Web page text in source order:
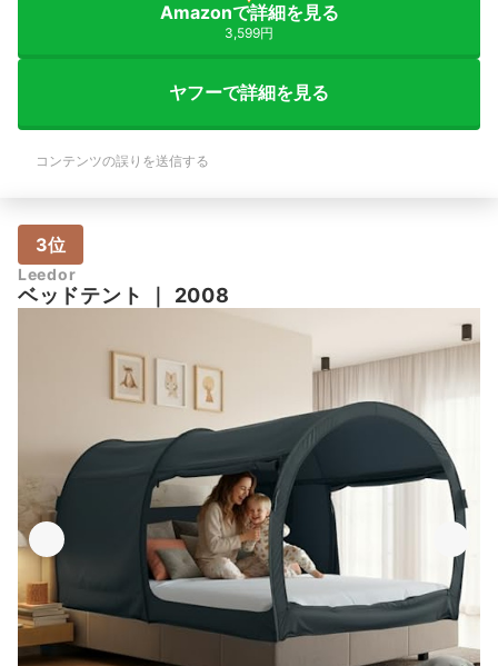
Amazonで詳細を見る
3,599円
ヤフーで詳細を見る
コンテンツの誤りを送信する
3位
Leedor
ベッドテント 2008